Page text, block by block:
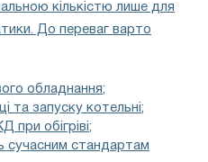
кількістю лише для
До переваг варто
обладнання;
та запуску котельні;
при обігріві;
сучасним стандартам